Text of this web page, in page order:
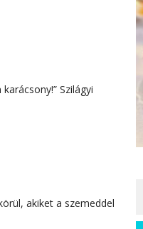
Szilágyi
akiket a szemeddel